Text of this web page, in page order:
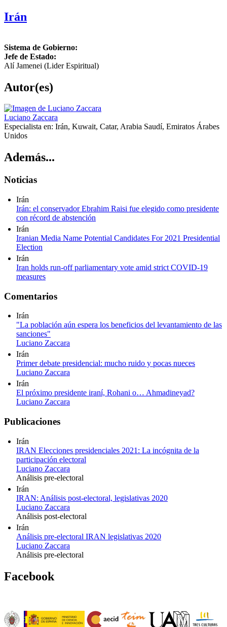
Irán
Sistema de Gobierno:
Jefe de Estado:
Alí Jamenei (Lider Espiritual)
Autor(es)
Luciano Zaccara
Especialista en: Irán, Kuwait, Catar, Arabia Saudí, Emiratos Árabes
Unidos
Además...
Noticias
Irán
Irán: el conservador Ebrahim Raisi fue elegido como presidente
con récord de abstención
Irán
Iranian Media Name Potential Candidates For 2021 Presidential
Election
Irán
Iran holds run-off parliamentary vote amid strict COVID-19
measures
Comentarios
Irán
"La población aún espera los beneficios del levantamiento de las
sanciones"
Luciano Zaccara
Irán
Primer debate presidencial: mucho ruido y pocas nueces
Luciano Zaccara
Irán
El próximo presidente iraní, Rohani o… Ahmadineyad?
Luciano Zaccara
Publicaciones
Irán
IRAN Elecciones presidenciales 2021: La incógnita de la
participación electoral
Luciano Zaccara
Análisis pre-electoral
Irán
IRAN: Análisis post-electoral, legislativas 2020
Luciano Zaccara
Análisis post-electoral
Irán
Análisis pre-electoral IRAN legislativas 2020
Luciano Zaccara
Análisis pre-electoral
Facebook